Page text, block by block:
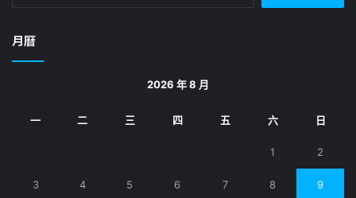
月曆
2026 年 8 月
一 二 三 四 五 六 日
1 2
3 4 5 6 7 8 9